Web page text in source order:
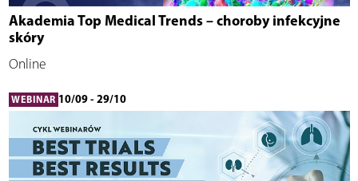
Akademia Top Medical Trends – choroby infekcyjne
skóry
Online
WEBINAR 10/09 - 29/10